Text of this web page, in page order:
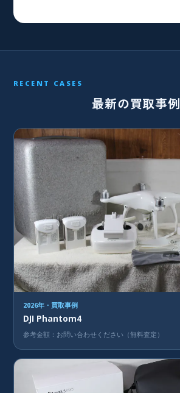
RECENT CASES
最新の買取事例
2026年・買取事例
DJI Phantom4
参考金額：お問い合わせください（無料査定）